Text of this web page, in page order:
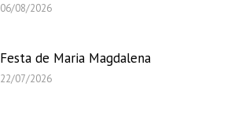
06/08/2026
Festa de Maria Magdalena
22/07/2026